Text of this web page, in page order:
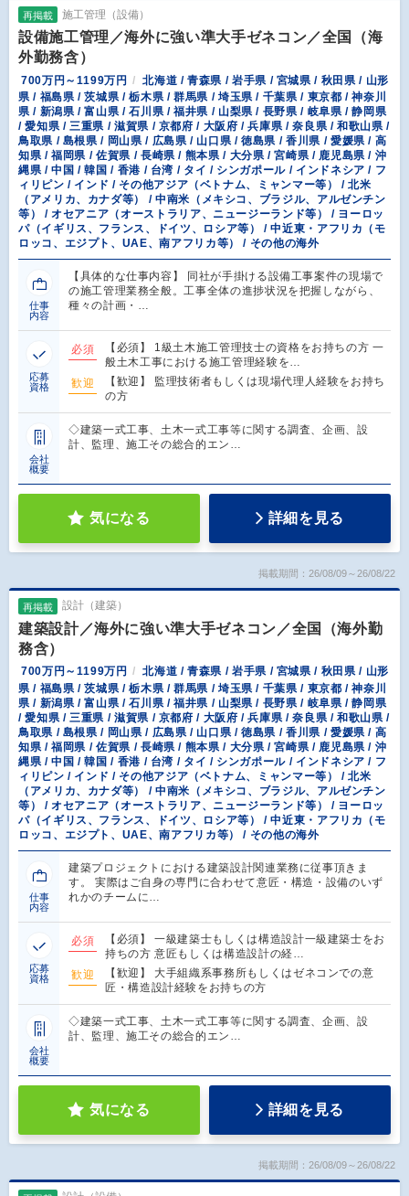
再掲載 施工管理（設備）
設備施工管理／海外に強い準大手ゼネコン／全国（海
外勤務含）
700万円～1199万円
北海道 / 青森県 / 岩手県 / 宮城県 / 秋田県 / 山形
県 / 福島県 / 茨城県 / 栃木県 / 群馬県 / 埼玉県 / 千葉県 / 東京都 / 神奈川
県 / 新潟県 / 富山県 / 石川県 / 福井県 / 山梨県 / 長野県 / 岐阜県 / 静岡県
/ 愛知県 / 三重県 / 滋賀県 / 京都府 / 大阪府 / 兵庫県 / 奈良県 / 和歌山県 /
鳥取県 / 島根県 / 岡山県 / 広島県 / 山口県 / 徳島県 / 香川県 / 愛媛県 / 高
知県 / 福岡県 / 佐賀県 / 長崎県 / 熊本県 / 大分県 / 宮崎県 / 鹿児島県 / 沖
縄県 / 中国 / 韓国 / 香港 / 台湾 / タイ / シンガポール / インドネシア / フ
ィリピン / インド / その他アジア（ベトナム、ミャンマー等） / 北米
（アメリカ、カナダ等） / 中南米（メキシコ、ブラジル、アルゼンチン
等） / オセアニア（オーストラリア、ニュージーランド等） / ヨーロッ
パ（イギリス、フランス、ドイツ、ロシア等） / 中近東・アフリカ（モ
ロッコ、エジプト、UAE、南アフリカ等） / その他の海外
仕事
内容
【具体的な仕事内容】 同社が手掛ける設備工事案件の現場で
の施工管理業務全般。工事全体の進捗状況を把握しながら、
種々の計画・…
応募
資格
必須
【必須】 1級土木施工管理技士の資格をお持ちの方 一
般土木工事における施工管理経験を…
歓迎
【歓迎】 監理技術者もしくは現場代理人経験をお持ち
の方
会社
概要
◇建築一式工事、土木一式工事等に関する調査、企画、設
計、監理、施工その総合的エン…
気になる 詳細を見る
掲載期間：26/08/09～26/08/22
再掲載 設計（建築）
建築設計／海外に強い準大手ゼネコン／全国（海外勤
務含）
700万円～1199万円
北海道 / 青森県 / 岩手県 / 宮城県 / 秋田県 / 山形
県 / 福島県 / 茨城県 / 栃木県 / 群馬県 / 埼玉県 / 千葉県 / 東京都 / 神奈川
県 / 新潟県 / 富山県 / 石川県 / 福井県 / 山梨県 / 長野県 / 岐阜県 / 静岡県
/ 愛知県 / 三重県 / 滋賀県 / 京都府 / 大阪府 / 兵庫県 / 奈良県 / 和歌山県 /
鳥取県 / 島根県 / 岡山県 / 広島県 / 山口県 / 徳島県 / 香川県 / 愛媛県 / 高
知県 / 福岡県 / 佐賀県 / 長崎県 / 熊本県 / 大分県 / 宮崎県 / 鹿児島県 / 沖
縄県 / 中国 / 韓国 / 香港 / 台湾 / タイ / シンガポール / インドネシア / フ
ィリピン / インド / その他アジア（ベトナム、ミャンマー等） / 北米
（アメリカ、カナダ等） / 中南米（メキシコ、ブラジル、アルゼンチン
等） / オセアニア（オーストラリア、ニュージーランド等） / ヨーロッ
パ（イギリス、フランス、ドイツ、ロシア等） / 中近東・アフリカ（モ
ロッコ、エジプト、UAE、南アフリカ等） / その他の海外
仕事
内容
建築プロジェクトにおける建築設計関連業務に従事頂きま
す。 実際はご自身の専門に合わせて意匠・構造・設備のいず
れかのチームに…
応募
資格
必須
【必須】 一級建築士もしくは構造設計一級建築士をお
持ちの方 意匠もしくは構造設計の経…
歓迎
【歓迎】 大手組織系事務所もしくはゼネコンでの意
匠・構造設計経験をお持ちの方
会社
概要
◇建築一式工事、土木一式工事等に関する調査、企画、設
計、監理、施工その総合的エン…
気になる 詳細を見る
掲載期間：26/08/09～26/08/22